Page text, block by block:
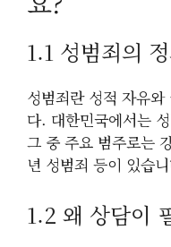
1.1 성범죄의
성범죄란 성적 자유
다. 대한민국에서는
그 중 주요 범주로는
년 성범죄 등이 있습
1.2 왜 상담이